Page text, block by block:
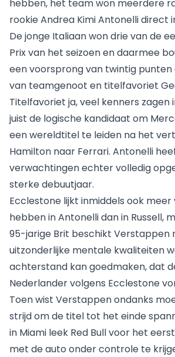
hebben, het team won meerdere
rookie Andrea Kimi Antonelli direct
De jonge Italiaan won drie van de
Prix van het seizoen en daarmee
een voorsprong van twintig
van teamgenoot en titelfavoriet
Titelfavoriet ja, veel kenners zagen
juist de logische kandidaat om
een wereldtitel te leiden na het
Hamilton naar Ferrari. Antonelli
verwachtingen echter volledig
sterke debuutjaar.
Ecclestone lijkt inmiddels ook
hebben in Antonelli dan in Russell,
95-jarige Brit beschikt Verstappen
uitzonderlijke mentale kwaliteiten
achterstand kan goedmaken, dat
Nederlander volgens Ecclestone
Toen wist Verstappen ondanks
strijd om de titel tot het einde
in Miami leek Red Bull voor het
met de auto onder controle te